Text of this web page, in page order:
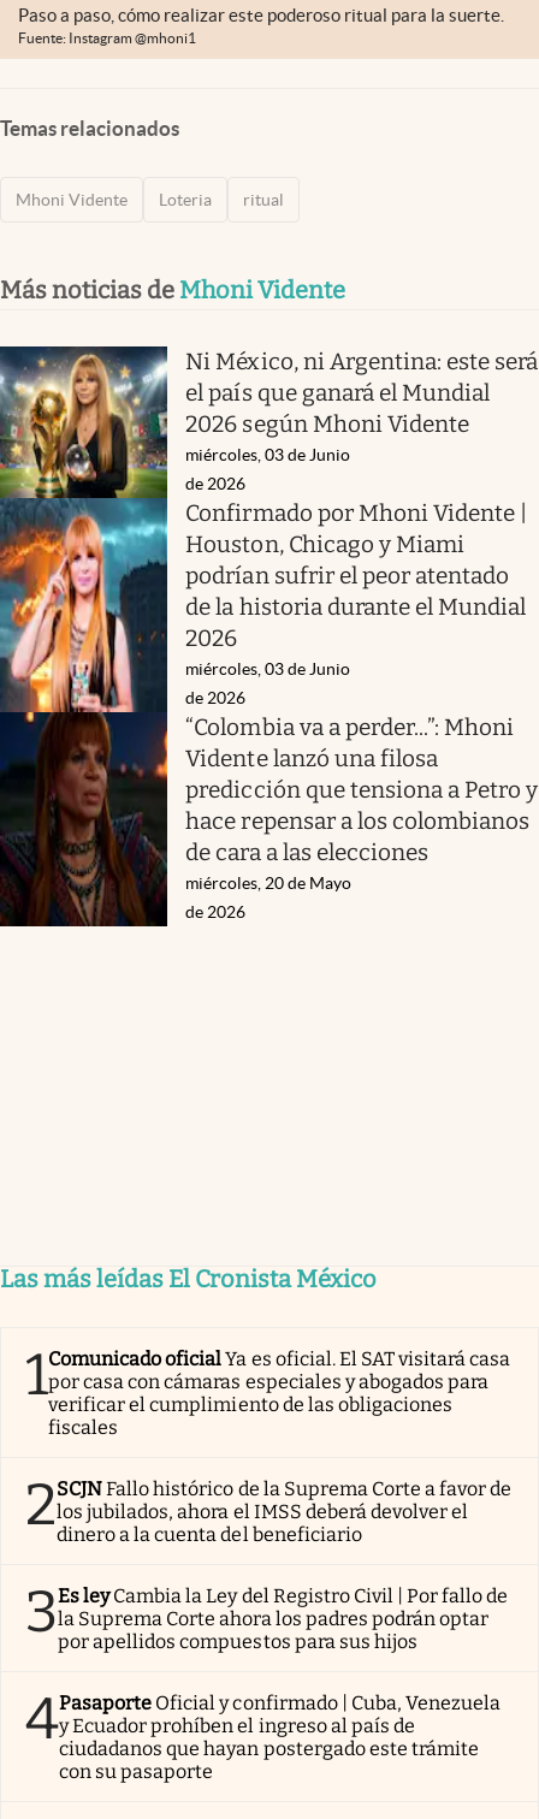
Paso a paso, cómo realizar este poderoso ritual para la suerte.
Fuente: Instagram @mhoni1
Temas relacionados
Mhoni Vidente Loteria ritual
Más noticias de Mhoni Vidente
Ni México, ni Argentina: este será
el país que ganará el Mundial
2026 según Mhoni Vidente
miércoles, 03 de Junio
de 2026
Confirmado por Mhoni Vidente |
Houston, Chicago y Miami
podrían sufrir el peor atentado
de la historia durante el Mundial
2026
miércoles, 03 de Junio
de 2026
“Colombia va a perder...”: Mhoni
Vidente lanzó una filosa
predicción que tensiona a Petro y
hace repensar a los colombianos
de cara a las elecciones
miércoles, 20 de Mayo
de 2026
Las más leídas El Cronista México
1Comunicado oficialYa es oficial. El SAT visitará casa
por casa con cámaras especiales y abogados para
verificar el cumplimiento de las obligaciones
fiscales
2SCJNFallo histórico de la Suprema Corte a favor de
los jubilados, ahora el IMSS deberá devolver el
dinero a la cuenta del beneficiario
3Es ley Cambia la Ley del Registro Civil | Por fallo de
la Suprema Corte ahora los padres podrán optar
por apellidos compuestos para sus hijos
4Pasaporte Oficial y confirmado | Cuba, Venezuela
y Ecuador prohíben el ingreso al país de
ciudadanos que hayan postergado este trámite
con su pasaporte